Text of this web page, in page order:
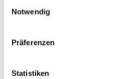
Notwendig
Präferenzen
Statistiken